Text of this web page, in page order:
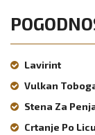
Lavirint
Vulkan
Stena Za
Crtanje Po Licu